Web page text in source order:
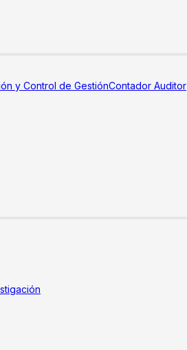
y Control de GestiónContador Auditor